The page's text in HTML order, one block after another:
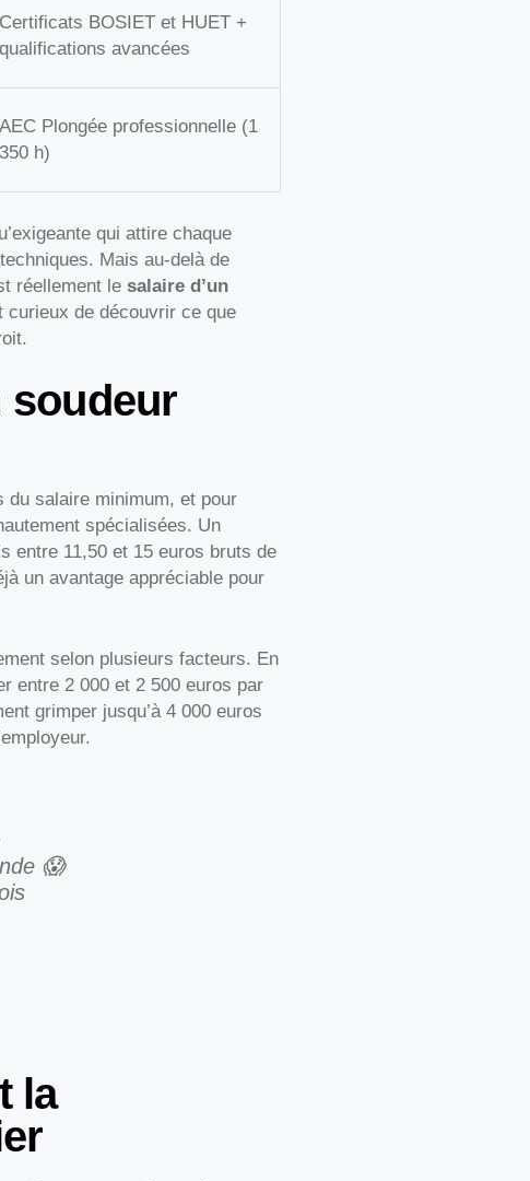
Certificats BOSIET et HUET +
qualifications avancées
AEC Plongée professionnelle (1
350 h)
qui attire chaque
Mais au-delà de
réellement le salaire d’un
de découvrir ce que
soudeur
du salaire minimum, et pour
spécialisées. Un
entre 11,50 et 15 euros bruts de
un avantage appréciable pour
selon plusieurs facteurs. En
entre 2 000 et 2 500 euros par
grimper jusqu’à 4 000 euros
😱
la